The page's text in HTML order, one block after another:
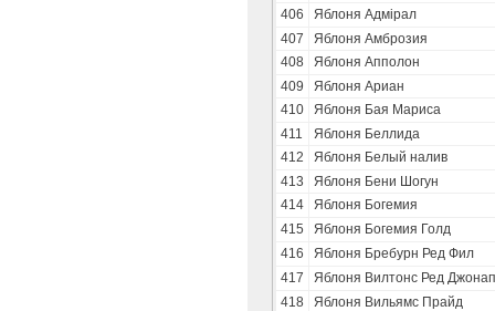
406
Яблоня Адмірал
407
Яблоня Амброзия
408
Яблоня Апполон
409
Яблоня Ариан
410
Яблоня Бая Мариса
411
Яблоня Беллида
412
Яблоня Белый налив
413
Яблоня Бени Шогун
414
Яблоня Богемия
415
Яблоня Богемия Голд
416
Яблоня Бребурн Ред Фил
417
Яблоня Вилтонс Ред
418
Яблоня Вильямс Прайд